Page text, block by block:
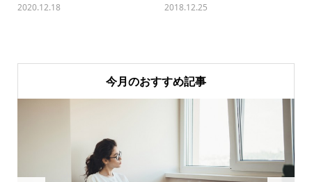
2020.12.18 2018.12.25
今月のおすすめ記事